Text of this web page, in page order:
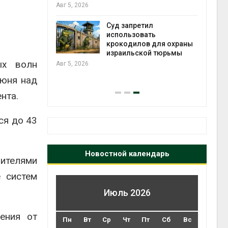
волн
над
до 43
систем
от
Авг 5, 2026
Суд запретил
использовать
крокодилов для охраны
израильской тюрьмы
Авг 5, 2026
Новостной календарь
Июль 2026
Пн Вт Ср Чт Пт Сб Вс